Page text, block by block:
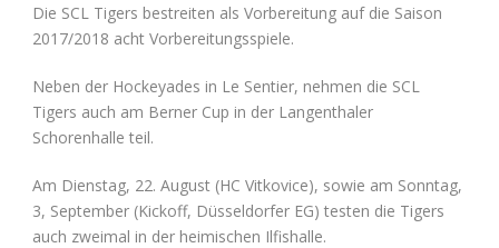
Die SCL Tigers bestreiten als Vorbereitung auf die Saison
2017/2018 acht Vorbereitungsspiele.
Neben der Hockeyades in Le Sentier, nehmen die SCL
Tigers auch am Berner Cup in der Langenthaler
Schorenhalle teil.
Am Dienstag, 22. August (HC Vitkovice), sowie am Sonntag,
3, September (Kickoff, Düsseldorfer EG) testen die Tigers
auch zweimal in der heimischen Ilfishalle.